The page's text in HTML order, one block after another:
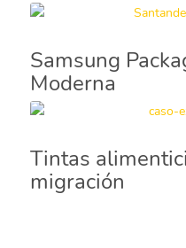
Samsung
Moderna
Tintas
migración